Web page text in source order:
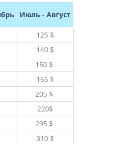
Июль - Август
125 $
140 $
150 $
165 $
205 $
220$
295 $
310 $